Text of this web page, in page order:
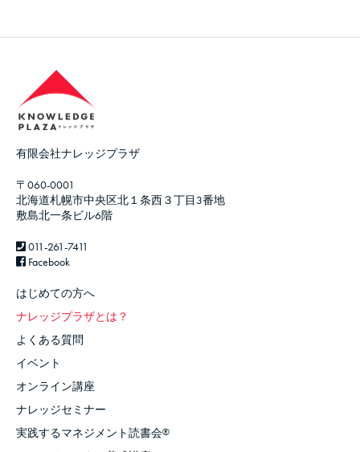
有限会社ナレッジプラザ
〒060-0001
北海道札幌市中央区北１条西３丁目3番地
敷島北一条ビル6階
011-261-7411
Facebook
はじめての方へ
ナレッジプラザとは？
よくある質問
イベント
オンライン講座
ナレッジセミナー
実践するマネジメント読書会®